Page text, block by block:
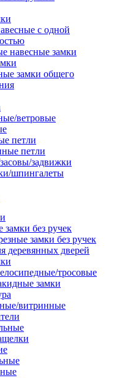
с одной
навесные замки
замки общего
ветровые
петли
петли
задвижки
шпингалеты
замки без ручек
замки без ручек
деревянных дверей
тросовые
замки
витринные